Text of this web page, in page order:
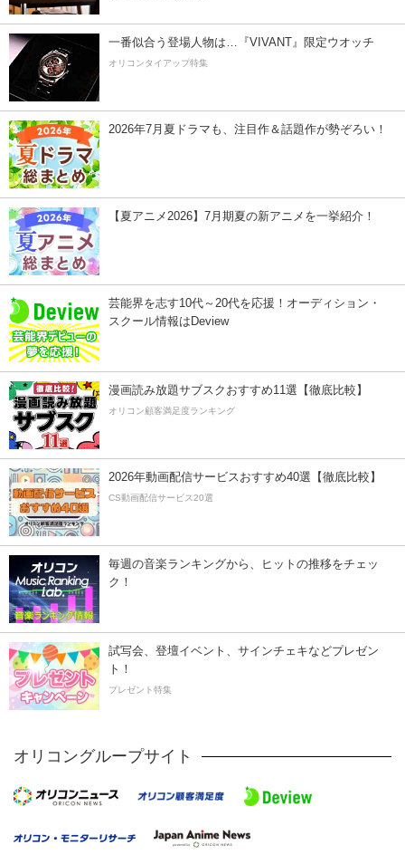
一番似合う登場人物は…『VIVANT』限定ウオッチ
オリコンタイアップ特集
2026年7月夏ドラマも、注目作＆話題作が勢ぞろい！
【夏アニメ2026】7月期夏の新アニメを一挙紹介！
芸能界を志す10代～20代を応援！オーディション・
スクール情報はDeview
漫画読み放題サブスクおすすめ11選【徹底比較】
オリコン顧客満足度ランキング
2026年動画配信サービスおすすめ40選【徹底比較】
CS動画配信サービス20選
毎週の音楽ランキングから、ヒットの推移をチェッ
ク！
試写会、登壇イベント、サインチェキなどプレゼン
ト！
プレゼント特集
オリコングループサイト